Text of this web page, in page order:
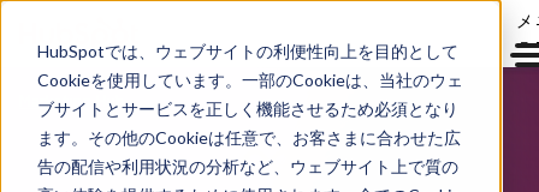
HubSpotでは、ウェブサイトの利便性向上を目的として
Cookieを使用しています。一部のCookieは、当社のウェ
ブサイトとサービスを正しく機能させるため必須となり
ます。その他のCookieは任意で、お客さまに合わせた広
告の配信や利用状況の分析など、ウェブサイト上で質の
Marketing Hub